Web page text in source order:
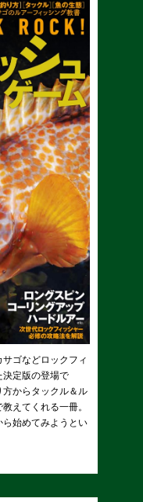
ゴなどロックフィ
決定版の登場で
からタックル＆ル
えてくれる一冊。
始めてみようとい